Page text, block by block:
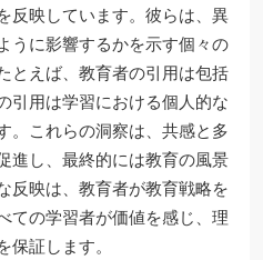
反映しています。彼らは、異
うに影響するかを示す個々の
とえば、教育者の引用は包括
引用は学習における個人的な
。これらの洞察は、共感と多
進し、最終的には教育の風景
反映は、教育者が教育戦略を
ての学習者が価値を感じ、理
証します。